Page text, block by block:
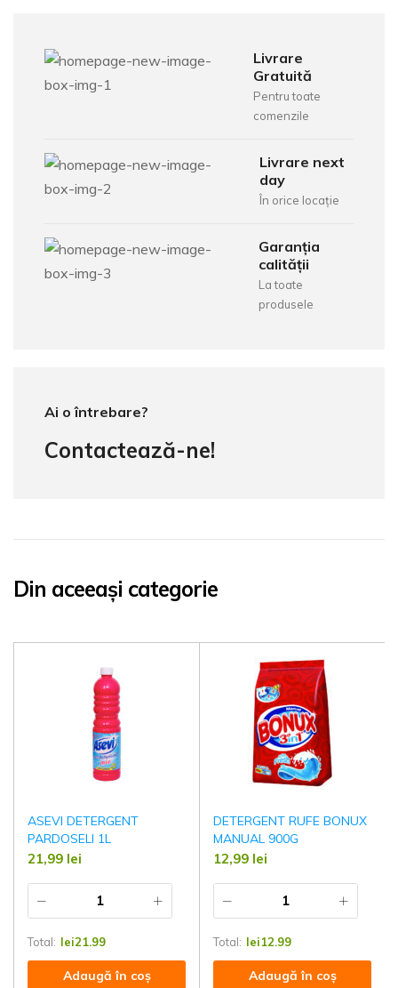
Livrare
Gratuită
Pentru toate
comenzile
Livrare next
day
În orice locație
Garanția
calității
La toate
produsele
Ai o întrebare?
Contactează-ne!
Din aceeași categorie
ASEVI DETERGENT
PARDOSELI 1L
21,99 lei
Total: lei21.99
Adaugă în coș
DETERGENT RUFE BONUX
MANUAL 900G
12,99 lei
Total: lei12.99
Adaugă în coș